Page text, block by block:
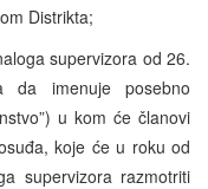
Distrikta;
supervizora od 26.
da imenuje posebno
u kom će članovi
koje će u roku od
supervizora razmotriti